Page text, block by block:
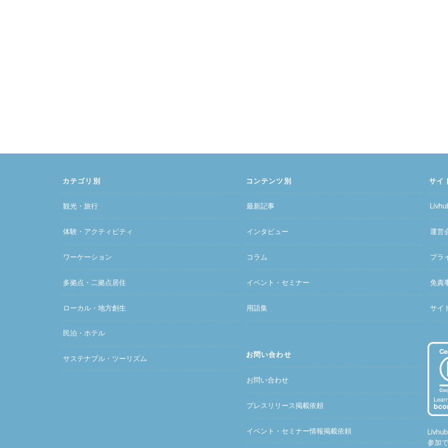
カテゴリ別
観光・旅行
体験・アクティビティ
ワーケーション
多拠点・二拠点居住
ローカル・地方創生
民泊・ホテル
サステナブル・ツーリズム
コンテンツ別
最新記事
インタビュー
コラム
イベント・セミナー
用語集
お問い合わせ
お問い合わせ
プレスリリース掲載依頼
イベント・セミナー情報掲載依頼
サイ
運営
プラ
免責
サイ
参加